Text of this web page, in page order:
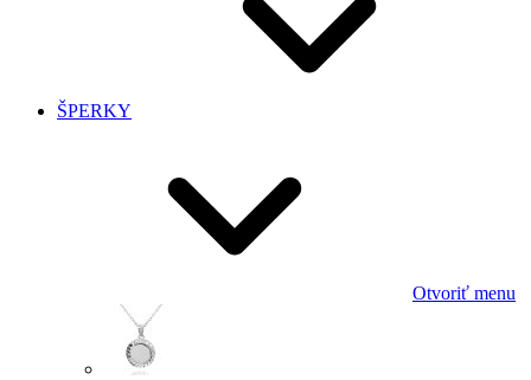
ŠPERKY
Otvoriť menu